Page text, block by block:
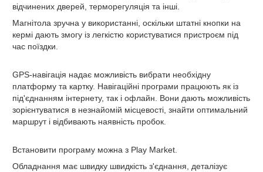
відчинених дверей, терморегуляція та інші.
Магнітола зручна у використанні, оскільки штатні кнопки на
кермі дають змогу із легкістю користуватися пристроєм під
час поїздки.
GPS-навігація надає можливість вибрати необхідну
платформу та картку. Навігаційні програми працюють як із
під'єднанням інтернету, так і офлайн. Вони дають можливість
зорієнтуватися в незнайомій місцевості, знайти оптимальний
маршрут і відбивають наявність пробок.
Встановити програму можна з Play Market.
Обладнання має швидку швидкість з'єднання, деталізує